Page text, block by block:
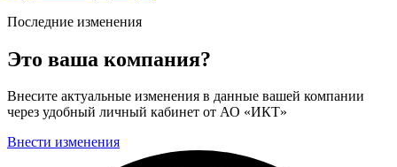
Последние изменения
Это ваша компания?
Внесите актуальные изменения в данные вашей компании
через удобный личный кабинет от АО «ИКТ»
Внести изменения